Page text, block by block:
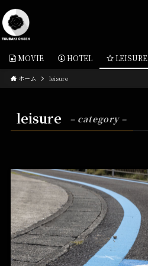
MOVIE HOTEL LEISURE
ホーム leisure
leisure – category –